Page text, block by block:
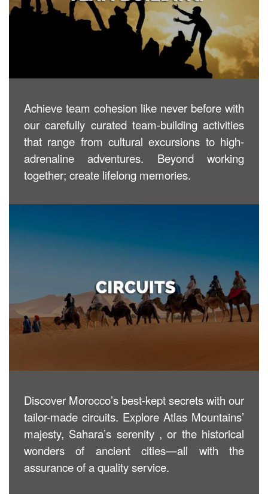
Achieve team cohesion like never before with
our carefully curated team-building activities
that range from cultural excursions to high-
adrenaline adventures. Beyond working
together; create lifelong memories.
Discover Morocco’s best-kept secrets with our
tailor-made circuits. Explore Atlas Mountains’
majesty, Sahara’s serenity , or the historical
wonders of ancient cities—all with the
assurance of a quality service.